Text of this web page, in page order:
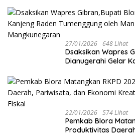
27/01/2026 648 Lihat
‎Dsaksikan Wapres
Dianugerahi Gelar
Mangkunegaran
22/01/2026 574 Lihat
‎Pemkab Blora
Produktivitas